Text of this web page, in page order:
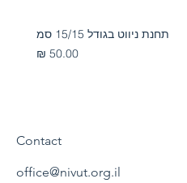
תחנת ניווט בגודל 15/15 סמ
מחיר
Contact
office@nivut.org.il